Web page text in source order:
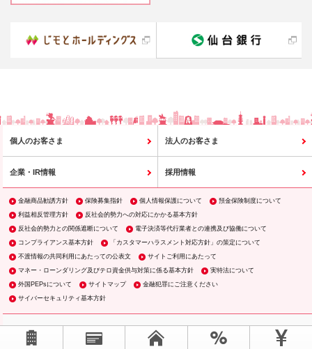
個人のお客さま 法人のお客さま
企業・IR情報 採用情報
金融商品勧誘方針 保険募集指針 個人情報保護について
預金保険制度について
利益相反管理方針
反社会的勢力への対応にかかる基本方針
反社会的勢力との関係遮断について
電子決済等代行業者との連携及び協働について
コンプライアンス基本方針
「カスタマーハラスメント対応方針」の策定について
不渡情報の共同利用にあたっての公表文
サイトご利用にあたって
マネー・ローンダリング及びテロ資金供与対策に係る基本方針
実特法について
外国PEPsについて
サイトマップ
金融犯罪にご注意ください
サイバーセキュリティ基本方針
ページTOPへ